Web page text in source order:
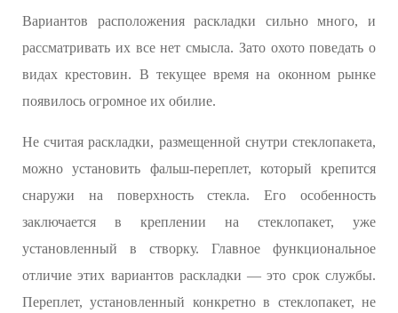
Вариантов расположения раскладки сильно много, и
рассматривать их все нет смысла. Зато охото поведать о
видах крестовин. В текущее время на оконном рынке
появилось огромное их обилие.
Не считая раскладки, размещенной снутри стеклопакета,
можно установить фальш-переплет, который крепится
снаружи на поверхность стекла. Его особенность
заключается в креплении на стеклопакет, уже
установленный в створку. Главное функциональное
отличие этих вариантов раскладки — это срок службы.
Переплет, установленный конкретно в стеклопакет, не